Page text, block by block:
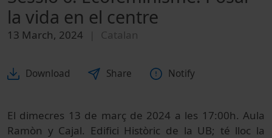
la vida en el centre
13 March, 2024 Catalan
Download Share Notify
El dimecres 13 de març de 2024 a les 17:00h. Aula
Ramòn y Cajal. Edifici Històric de la UB; té lloc la